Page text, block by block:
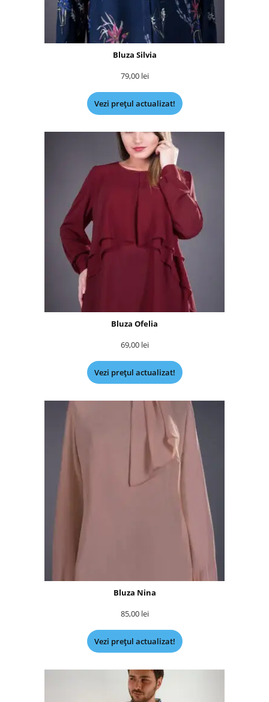
Bluza Silvia
79,00 lei
Vezi prețul actualizat!
Bluza Ofelia
69,00 lei
Vezi prețul actualizat!
Bluza Nina
85,00 lei
Vezi prețul actualizat!